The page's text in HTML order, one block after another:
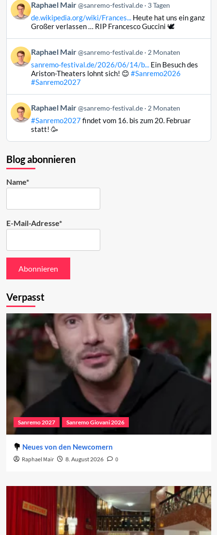
Bluesky
ansehen
Beitrag
von
Raphael
Bluesky
ansehen
Raphael Mair @sanremo-festival.de 3 Tagen
de.wikipedia.org/wiki/Frances...Heute hat uns ein ganz
Großer verlassen … RIP Francesco Guccini 🕊️
Beitrag
von
Raphael
ansehen
Raphael Mair @sanremo-festival.de 2 Monaten
sanremo-festival.de/2026/06/14/b...Ein Besuch des
Ariston-Theaters lohnt sich! 😊 #Sanremo2026
#Sanremo2027
Beitrag
von
Raphael
Bluesky
ansehen
Raphael Mair @sanremo-festival.de 2 Monaten
#Sanremo2027findet vom 16. bis zum 20. Februar
statt! 🥳
Blog abonnieren
Name*
E-Mail-Adresse*
Verpasst
Sanremo 2027 Sanremo Giovani 2026
Neues von den Newcomern
Raphael Mair 8. August 2026 0